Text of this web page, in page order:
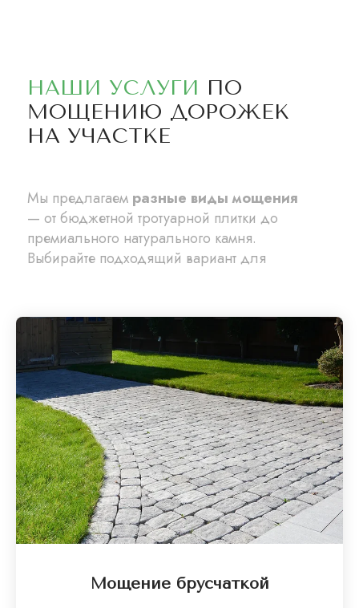
НАШИ УСЛУГИ ПО
МОЩЕНИЮ ДОРОЖЕК
НА УЧАСТКЕ
Мы предлагаем разные виды мощения
— от бюджетной тротуарной плитки до
премиального натурального камня.
Выбирайте подходящий вариант для
Мощение брусчаткой